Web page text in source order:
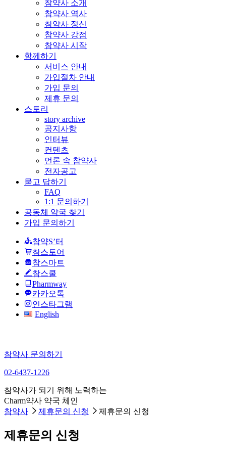
참약사 소개
참약사 역사
참약사 정신
참약사 강점
참약사 시작
함께하기
서비스 안내
가입절차 안내
가입 문의
제휴 문의
스토리
story archive
공지사항
인터뷰
컨텐츠
언론 속 참약사
전자공고
묻고 답하기
FAQ
1:1 문의하기
공동체 약국 찾기
가입 문의하기
참약S’터
참스토어
참스마트
참스쿨
Pharmway
카카오톡
인스타그램
English
참약사 문의하기
02-6437-1226
참약사가 되기 위해 노력하는
Charm약사 약국 체인
참약사
제휴문의 신청 제휴문의 신청
제휴문의 신청